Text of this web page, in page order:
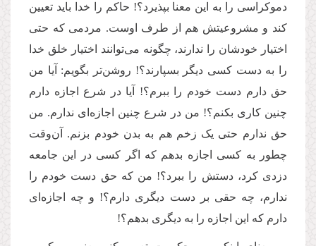
دموکراسی را به این معنا بپذیرد؟! حاکم را خدا باید تعیین
کند و مشروعیتش هم از طرف اوست. مردمی که حتی
اختیار خودشان را ندارند، چگونه می‌توانند اختیار خلق خدا
را به دست کسی دیگر بسپارند؟! روشن‌تر بگویم: آیا من
حق دارم دست خودم را ببرم؟! آیا در شرع اجازه دارم
چنین کاری بکنم؟! من در شرع چنین اجازه‌ای ندارم. من
حق ندارم حتی یک زخم هم به بدن خودم بزنم. آن‌وقت
چطور به کسی اجازه بدهم که اگر کسی در این جامعه
دزدی کرد، دستش را ببرد؟! من که حق دست خودم را
ندارم، چه حقی بر دست دیگری دارم؟! و چه اجازه‌ای
دارم که این اجازه را به دیگری بدهم؟!